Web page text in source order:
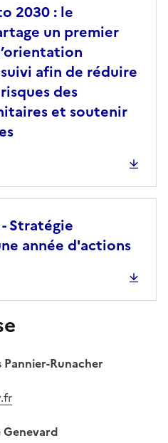
2030 : le
un premier
afin de réduire
des
et soutenir
Stratégie
année d'actions
Pannier-Runacher
Genevard